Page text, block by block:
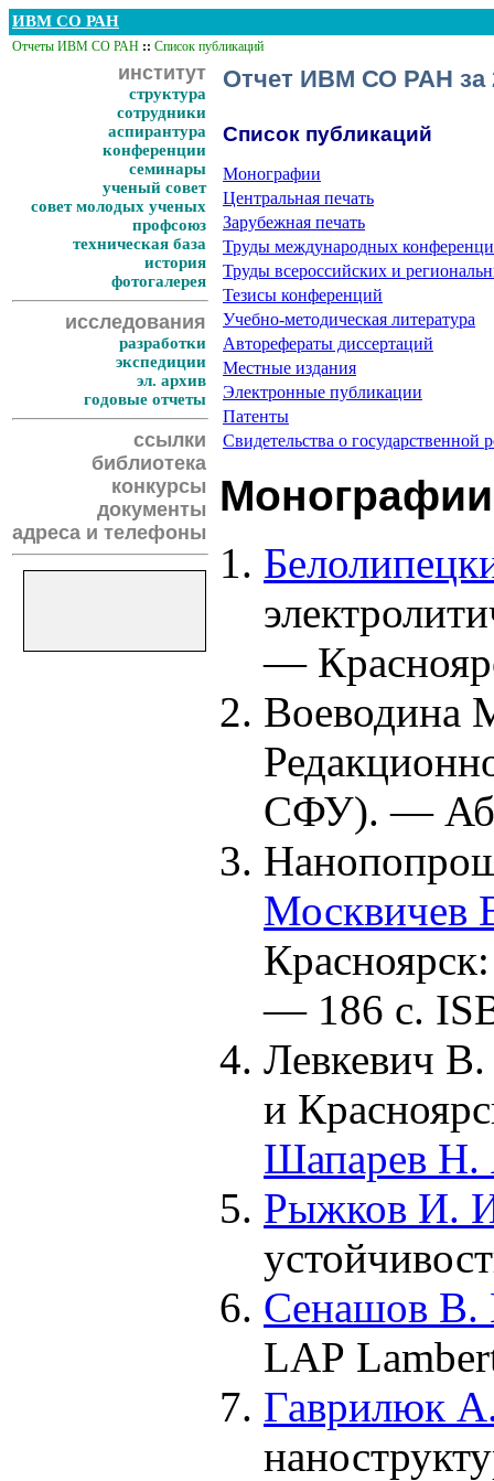
ИВМ СО РАН
Отчеты ИВМ СО РАН :: Список публикаций
институт
структура
сотрудники
аспирантура
конференции
семинары
ученый совет
совет молодых ученых
профсоюз
техническая база
история
фотогалерея
исследования
разработки
экспедиции
эл. архив
годовые отчеты
ссылки
библиотека
конкурсы
документы
адреса и телефоны
Отчет ИВМ СО РАН за
Список публикаций
Монографии
Центральная печать
Зарубежная печать
Труды международных
Труды всероссийских и
Тезисы конференций
Учебно-методическая литература
Авторефераты диссертаций
Местные издания
Электронные публикации
Патенты
Свидетельства о
—
Воеводина
СФУ). —
Москвичев
— 186 с.
Левкевич
и
Шапарев Н.
Рыжков И.
Сенашов В.
LAP
Гаврилюк